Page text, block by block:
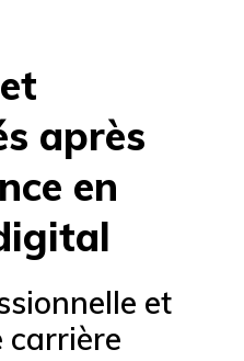
après
en
et
carrière